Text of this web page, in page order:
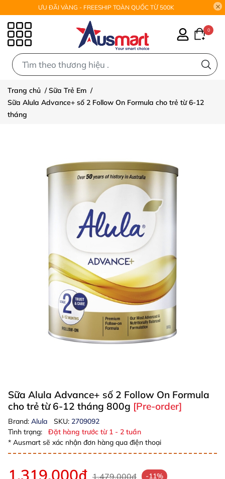
ƯU ĐÃI VÀNG - FREESHIP TOÀN QUỐC TỪ 500K
0
Trang chủ /Sữa Trẻ Em /
Sữa Alula Advance+ số 2 Follow On Formula cho trẻ từ 6-12
tháng
Sữa Alula Advance+ số 2 Follow On Formula
cho trẻ từ 6-12 tháng 800g [Pre-order]
Brand: Alula SKU: 2709092
Tình trạng:
Đặt hàng trước từ 1 - 2 tuần
* Ausmart sẽ xác nhận đơn hàng qua điện thoại
1.319.000₫ 1.479.000₫ -11%